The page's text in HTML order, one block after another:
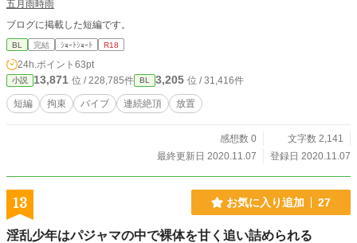
五月雨時雨
ブログに掲載した短編です。
BL 完結 ｼｮｰﾄｼｮｰﾄ R18
24h.ポイント 63pt
小説 13,871 位 / 228,785件 BL 3,205 位 / 31,416件
短編 拘束 バイブ 連続絶頂 放置
感想数 0
文字数 2,141
最終更新日 2020.11.07
登録日 2020.11.07
13 お気に入り追加 27
淫乱少年はパジャマの中で裸体を甘く追い詰められる